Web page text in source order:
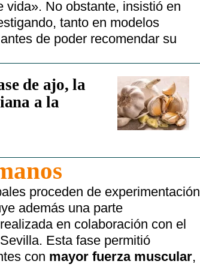
vida». No obstante, insistió en
tanto en modelos
de poder recomendar su
de ajo, la
a la
proceden de experimentación
además una parte
en colaboración con el
Esta fase permitió
con mayor fuerza muscular,